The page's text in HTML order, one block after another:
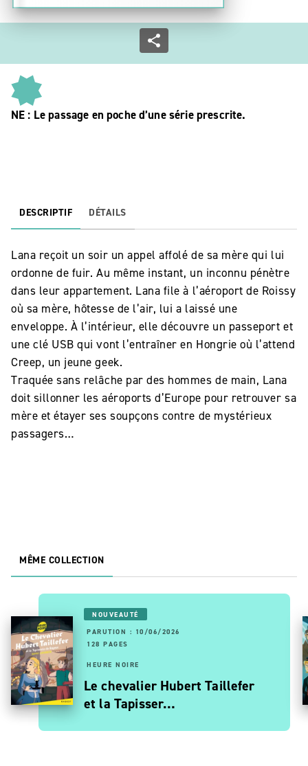
NE : Le passage en poche d’une série prescrite.
DESCRIPTIF DÉTAILS
Lana reçoit un soir un appel affolé de sa mère qui lui
ordonne de fuir. Au même instant, un inconnu pénètre
dans leur appartement. Lana file à l’aéroport de Roissy
où sa mère, hôtesse de l’air, lui a laissé une
enveloppe. À l’intérieur, elle découvre un passeport et
une clé USB qui vont l’entraîner en Hongrie où l’attend
Creep, un jeune geek.
Traquée sans relâche par des hommes de main, Lana
doit sillonner les aéroports d’Europe pour retrouver sa
mère et étayer ses soupçons contre de mystérieux
passagers…
MÊME COLLECTION
NOUVEAUTÉ
PARUTION : 10/06/2026
128 PAGES
HEURE NOIRE
Le chevalier Hubert Taillefer
et la Tapisser…